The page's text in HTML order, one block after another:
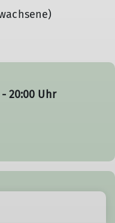
- 20:00 Uhr